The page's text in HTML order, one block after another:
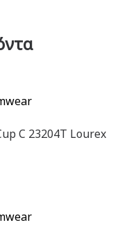
C 23204T Lourex
41,00€.